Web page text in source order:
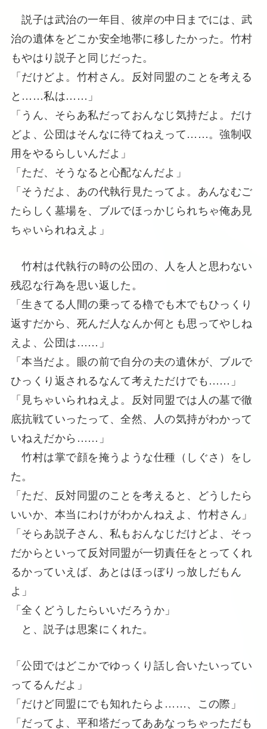
説子は武治の一年目、彼岸の中日までには、武
治の遺体をどこか安全地帯に移したかった。竹村
もやはり説子と同じだった。
「だけどよ。竹村さん。反対同盟のことを考える
と……私は……」
「うん、そらあ私だっておんなじ気持だよ。だけ
どよ、公団はそんなに待てねえって……。強制収
用をやるらしいんだよ」
「ただ、そうなると心配なんだよ」
「そうだよ、あの代執行見たってよ。あんなむご
たらしく墓場を、ブルでほっかじられちゃ俺あ見
ちゃいられねえよ」
竹村は代執行の時の公団の、人を人と思わない
残忍な行為を思い返した。
「生きてる人間の乗ってる櫓でも木でもひっくり
返すだから、死んだ人なんか何とも思ってやしね
えよ、公団は……」
「本当だよ。眼の前で自分の夫の遺休が、ブルで
ひっくり返されるなんて考えただけでも……」
「見ちゃいられねえよ。反対同盟では人の墓で徹
底抗戦ていったって、全然、人の気持がわかって
いねえだから……」
竹村は掌で顔を掩うような仕種（しぐさ）をし
た。
「ただ、反対同盟のことを考えると、どうしたら
いいか、本当にわけがわかんねえよ、竹村さん」
「そらあ説子さん、私もおんなじだけどよ、そっ
だからといって反対同盟が一切責任をとってくれ
るかっていえば、あとはほっぼりっ放しだもん
よ」
「全くどうしたらいいだろうか」
と、説子は思案にくれた。
「公団ではどこかでゆっくり話し合いたいってい
ってるんだよ」
「だけど同盟にでも知れたらよ……、この際」
「だってよ、平和塔だってああなっちゃっただも